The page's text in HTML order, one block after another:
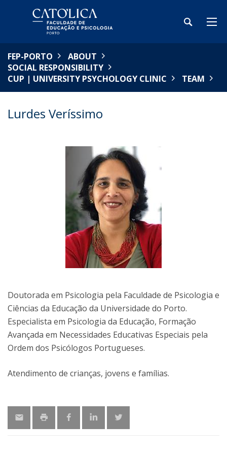
FEP-PORTO
ABOUT
SOCIAL RESPONSIBILITY
CUP | UNIVERSITY PSYCHOLOGY CLINIC
TEAM
Lurdes Veríssimo
Doutorada em Psicologia pela Faculdade de Psicologia e
Ciências da Educação da Universidade do Porto.
Especialista em Psicologia da Educação, Formação
Avançada em Necessidades Educativas Especiais pela
Ordem dos Psicólogos Portugueses.
Atendimento de crianças, jovens e famílias.